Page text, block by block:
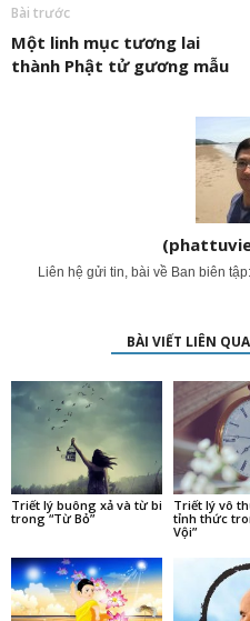
Bài trước
Một linh mục tương lai
thành Phật tử gương mẫu
Liên hệ gửi tin, bài về Ban biên tập:
BÀI VIẾT LIÊN
Triết lý buông xả và từ bi
trong “Từ Bỏ”
Triết lý vô
tỉnh thức
Vội”